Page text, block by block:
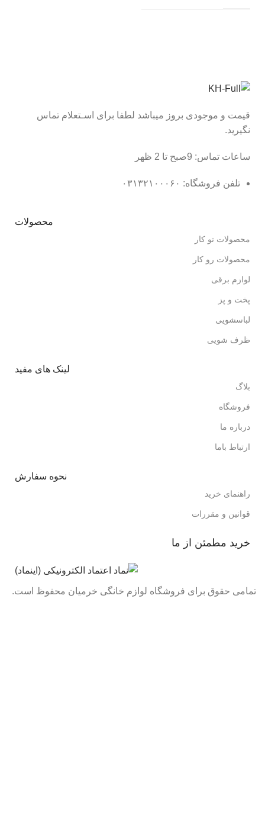
قیمت و موجودی بروز میباشد لطفا برای اسـتعلام تماس
نگیرید.
ساعات تماس: 9صبح تا 2 ظهر
تلفن فروشگاه: ۰۳۱۳۲۱۰۰۰۶۰
محصولات
محصولات تو کار
محصولات رو کار
لوازم برقی
پخت و پز
لباسشویی
ظرف شویی
لینک های مفید
بلاگ
فروشگاه
درباره ما
ارتباط باما
نحوه سفارش
راهنمای خرید
قوانین و مقررات
خرید مطمئن از ما
تمامی حقوق برای فروشگاه لوازم خانگی خرمیان محفوظ است.